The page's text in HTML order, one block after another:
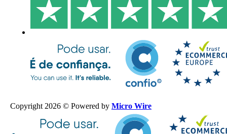
Copyright 2026 © Powered by Micro Wire